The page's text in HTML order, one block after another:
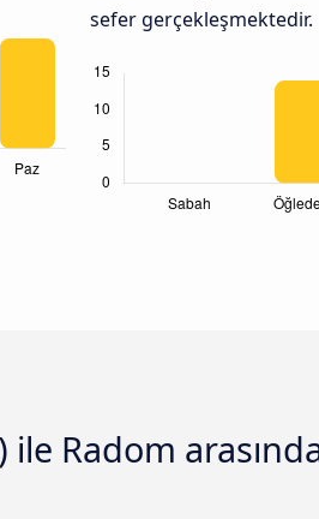
sefer gerçekleşmektedir.
ile Radom